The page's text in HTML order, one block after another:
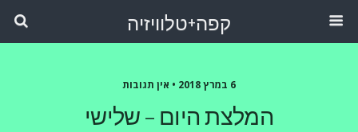
קפה+טלוויזיה
6 במרץ 2018 • אין תגובות
המלצת היום – שלישי